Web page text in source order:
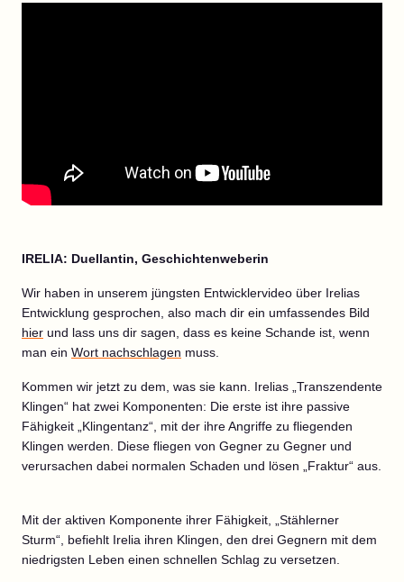
IRELIA: Duellantin, Geschichtenweberin
Wir haben in unserem jüngsten Entwicklervideo über Irelias
Entwicklung gesprochen, also mach dir ein umfassendes Bild
hier und lass uns dir sagen, dass es keine Schande ist, wenn
man ein Wort nachschlagen muss.
Kommen wir jetzt zu dem, was sie kann. Irelias „Transzendente
Klingen“ hat zwei Komponenten: Die erste ist ihre passive
Fähigkeit „Klingentanz“, mit der ihre Angriffe zu fliegenden
Klingen werden. Diese fliegen von Gegner zu Gegner und
verursachen dabei normalen Schaden und lösen „Fraktur“ aus.
Mit der aktiven Komponente ihrer Fähigkeit, „Stählerner
Sturm“, befiehlt Irelia ihren Klingen, den drei Gegnern mit dem
niedrigsten Leben einen schnellen Schlag zu versetzen.